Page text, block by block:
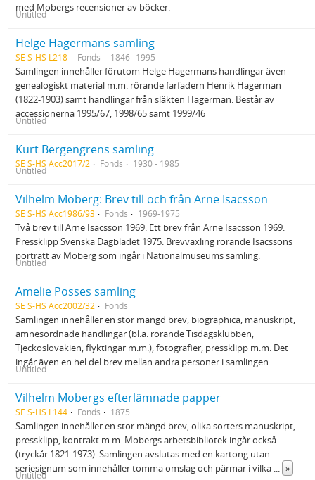
med Mobergs recensioner av böcker.
Untitled
Helge Hagermans samling
SE S-HS L218 Fonds 1846--1995
Samlingen innehåller förutom Helge Hagermans handlingar även
genealogiskt material m.m. rörande farfadern Henrik Hagerman
(1822-1903) samt handlingar från släkten Hagerman. Består av
accessionerna 1995/67, 1998/65 samt 1999/46
Untitled
Kurt Bergengrens samling
SE S-HS Acc2017/2 Fonds 1930 - 1985
Untitled
Vilhelm Moberg: Brev till och från Arne Isacsson
SE S-HS Acc1986/93 Fonds 1969-1975
Två brev till Arne Isacsson 1969. Ett brev från Arne Isacsson 1969.
Pressklipp Svenska Dagbladet 1975. Brevväxling rörande Isacssons
porträtt av Moberg som ingår i Nationalmuseums samling.
Untitled
Amelie Posses samling
SE S-HS Acc2002/32 Fonds
Samlingen innehåller en stor mängd brev, biographica, manuskript,
ämnesordnade handlingar (bl.a. rörande Tisdagsklubben,
Tjeckoslovakien, flyktingar m.m.), fotografier, pressklipp m.m. Det
ingår även en hel del brev mellan andra personer i samlingen.
Untitled
Vilhelm Mobergs efterlämnade papper
SE S-HS L144 Fonds 1875
Samlingen innehåller en stor mängd brev, olika sorters manuskript,
pressklipp, kontrakt m.m. Mobergs arbetsbibliotek ingår också
(tryckår 1821-1973). Samlingen avslutas med en kartong utan
seriesignum som innehåller tomma omslag och pärmar i vilka ... »
Untitled